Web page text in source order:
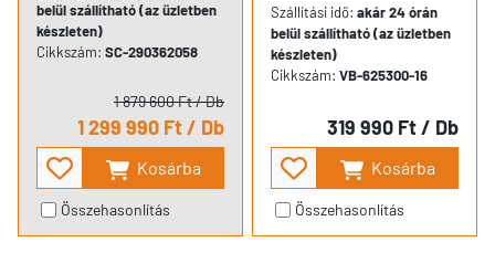
belül szállítható (az üzletben
készleten)
Cikkszám: SC-290362058
1 879 600 Ft/ Db
1 299 990 Ft/ Db
Kosárba
Összehasonlítás
Szállítási idő: akár 24 órán
belül szállítható (az üzletben
készleten)
Cikkszám: VB-625300-16
319 990 Ft/ Db
Kosárba
Összehasonlítás